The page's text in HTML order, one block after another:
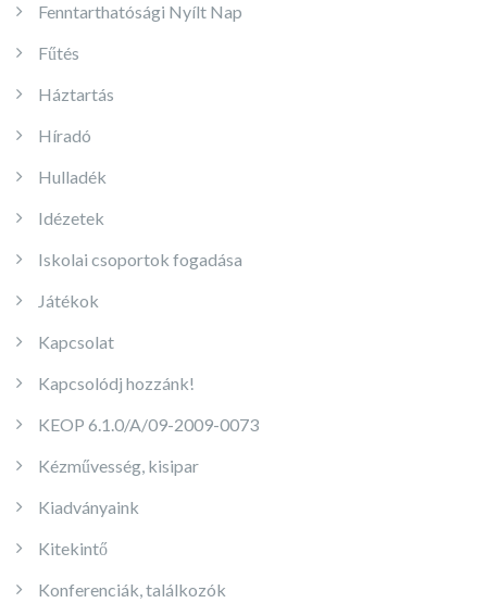
Fenntarthatósági Nyílt Nap
Fűtés
Háztartás
Híradó
Hulladék
Idézetek
Iskolai csoportok fogadása
Játékok
Kapcsolat
Kapcsolódj hozzánk!
KEOP 6.1.0/A/09-2009-0073
Kézművesség, kisipar
Kiadványaink
Kitekintő
Konferenciák, találkozók